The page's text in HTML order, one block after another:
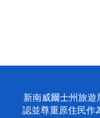
新南威爾士州旅
認並尊重原住民作